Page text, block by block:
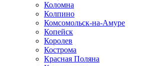
Коломна
Колпино
Комсомольск-на-Амуре
Копейск
Королев
Кострома
Красная Поляна